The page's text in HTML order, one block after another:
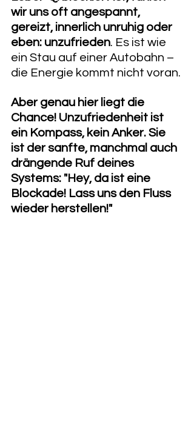
wir uns oft angespannt,
gereizt, innerlich unruhig oder
eben: unzufrieden. Es ist wie
ein Stau auf einer Autobahn –
die Energie kommt nicht voran.
​Aber genau hier liegt die
Chance! Unzufriedenheit ist
ein Kompass, kein Anker. Sie
ist der sanfte, manchmal auch
drängende Ruf deines
Systems: "Hey, da ist eine
Blockade! Lass uns den Fluss
wieder herstellen!"